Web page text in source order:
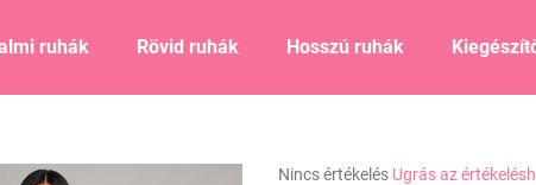
ruhák Rövid ruhák Hosszú ruhák
A
Nincs értékelés Ugrás az